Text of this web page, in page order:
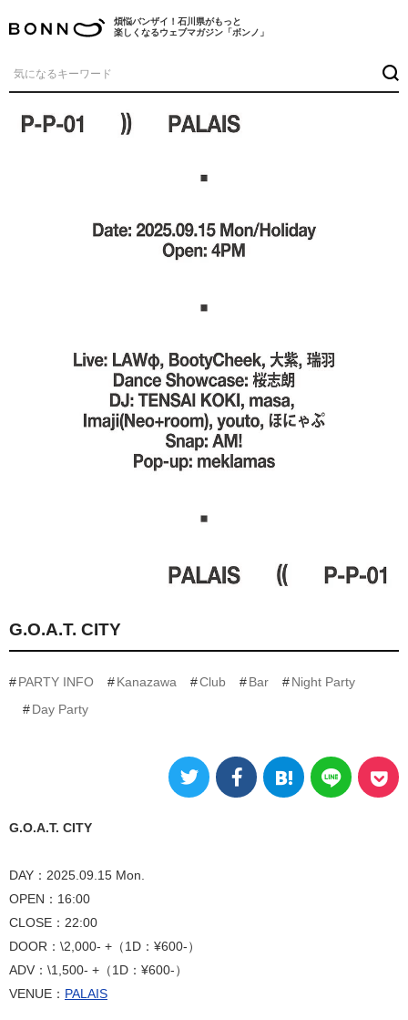
煩悩バンザイ！石川県がもっと
楽しくなるウェブマガジン「ボンノ」
G.O.A.T. CITY
PARTY INFO Kanazawa Club Bar
Night Party
Day Party
G.O.A.T. CITY
DAY：2025.09.15 Mon.
OPEN：16:00
CLOSE：22:00
DOOR：\2,000- +（1D：¥600-）
ADV：\1,500- +（1D：¥600-）
VENUE： PALAIS